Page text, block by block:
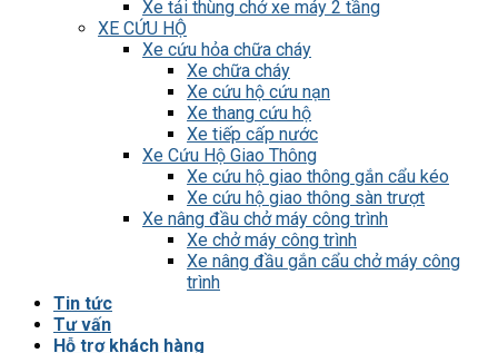
Xe tải thùng chở xe máy 2 tầng
XE CỨU HỘ
Xe cứu hỏa chữa cháy
Xe chữa cháy
Xe cứu hộ cứu nạn
Xe thang cứu hộ
Xe tiếp cấp nước
Xe Cứu Hộ Giao Thông
Xe cứu hộ giao thông gắn cẩu kéo
Xe cứu hộ giao thông sàn trượt
Xe nâng đầu chở máy công trình
Xe chở máy công trình
Xe nâng đầu gắn cẩu chở máy công
trình
Tin tức
Tư vấn
Hỗ trợ khách hàng